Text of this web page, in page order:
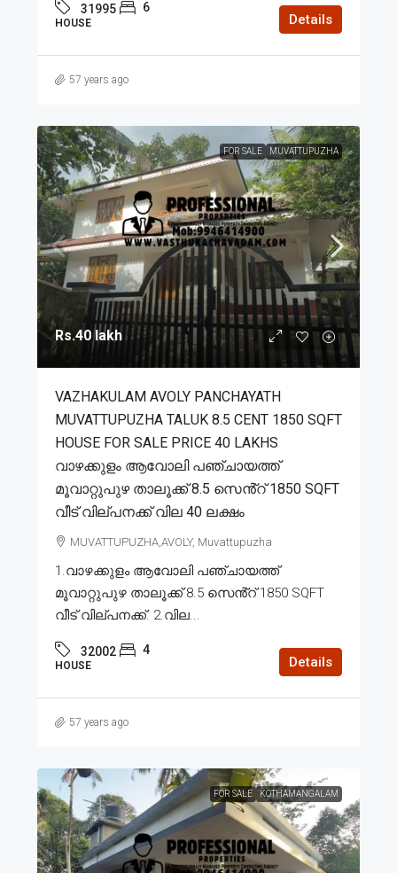
31995 6
HOUSE Details
57 years ago
FOR SALE MUVATTUPUZHA
Rs.40 lakh
VAZHAKULAM AVOLY PANCHAYATH
MUVATTUPUZHA TALUK 8.5 CENT 1850 SQFT
HOUSE FOR SALE PRICE 40 LAKHS
വാഴക്കുളം ആവോലി പഞ്ചായത്ത്
മൂവാറ്റുപുഴ താലൂക്ക് 8.5 സെൻ്റ് 1850 SQFT
വീട് വില്പനക്ക് വില 40 ലക്ഷം
MUVATTUPUZHA,AVOLY, Muvattupuzha
1.വാഴക്കുളം ആവോലി പഞ്ചായത്ത്
മൂവാറ്റുപുഴ താലൂക്ക് 8.5 സെൻ്റ് 1850 SQFT
വീട് വില്പനക്ക്. 2.വില...
32002 4
HOUSE Details
57 years ago
FOR SALE KOTHAMANGALAM